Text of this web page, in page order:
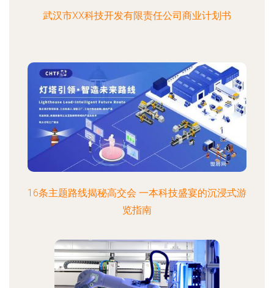
武汉市XX科技开发有限责任公司商业计划书
16条主题路线揭秘高交会 一本科技盛宴的沉浸式游
览指南